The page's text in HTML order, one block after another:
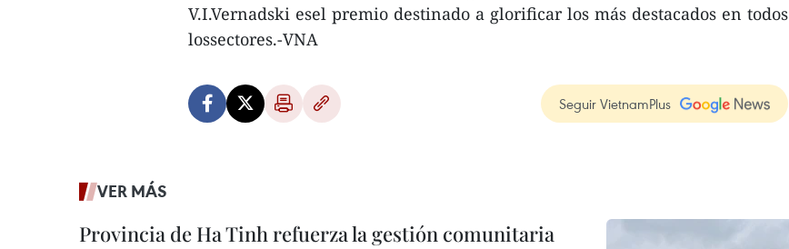
V.I.Vernadski esel premio destinado a glorificar los más destacados en todos
lossectores.-VNA
Seguir VietnamPlus
VER MÁS
Provincia de Ha Tinh refuerza la gestión comunitaria